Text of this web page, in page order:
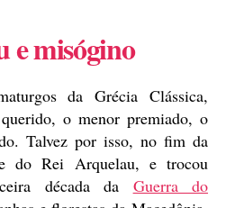
e misógino
da Grécia Clássica,
o menor premiado, o
Talvez por isso, no fim da
do Rei Arquelau, e trocou
década da Guerra do